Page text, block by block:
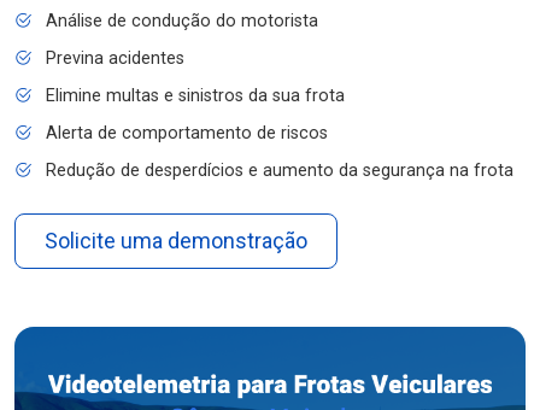
Análise de condução do motorista
Previna acidentes
Elimine multas e sinistros da sua frota
Alerta de comportamento de riscos
Redução de desperdícios e aumento da segurança na frota
Solicite uma demonstração